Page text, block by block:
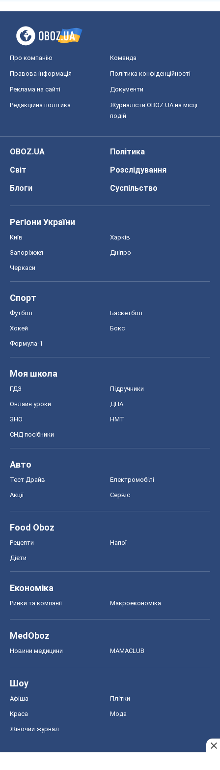
Про компанію Команда
Правова інформація Політика конфіденційності
Реклама на сайті Документи
Редакційна політика
Журналісти OBOZ.UA на місці
подій
OBOZ.UA
Політика
Світ
Розслідування
Блоги
Суспільство
Регіони України
Київ Харків
Запоріжжя Дніпро
Черкаси
Спорт
Футбол Баскетбол
Хокей Бокс
Формула-1
Моя школа
ГДЗ Підручники
Онлайн уроки ДПА
ЗНО НМТ
СНД посібники
Авто
Тест Драйв Електромобілі
Акції Сервіс
Food Oboz
Рецепти Напої
Дієти
Економіка
Ринки та компанії Макроекономіка
MedOboz
Новини медицини MAMACLUB
Шоу
Афіша Плітки
Краса Мода
Жіночий журнал